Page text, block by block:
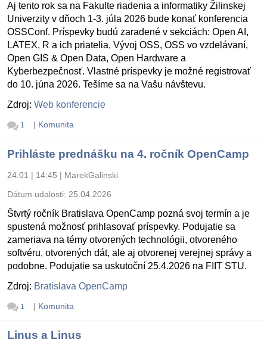
Aj tento rok sa na Fakulte riadenia a informatiky Žilinskej
Univerzity v dňoch 1-3. júla 2026 bude konať konferencia
OSSConf. Príspevky budú zaradené v sekciách: Open AI,
LATEX, R a ich priatelia, Vývoj OSS, OSS vo vzdelávaní,
Open GIS & Open Data, Open Hardware a
Kyberbezpečnosť. Vlastné príspevky je možné registrovať
do 10. júna 2026. Tešíme sa na Vašu návštevu.
Zdroj: Web konferencie
1 | Komunita
Prihláste prednášku na 4. ročník OpenCamp
24.01 | 14:45 | MarekGalinski
Dátum udalosti: 25.04.2026
Štvrtý ročník Bratislava OpenCamp pozná svoj termín a je
spustená možnosť prihlasovať príspevky. Podujatie sa
zameriava na témy otvorených technológii, otvoreného
softvéru, otvorených dát, ale aj otvorenej verejnej správy a
podobne. Podujatie sa uskutoční 25.4.2026 na FIIT STU.
Zdroj: Bratislava OpenCamp
1 | Komunita
Linus a Linus